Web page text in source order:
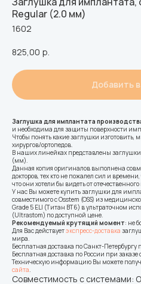
Regular (2.0 мм)
1602
825,00 р.
Добавить
Заглушка для имплантата
и необходима для защиты поверхности
Чтобы понять какие заглушки изготовить,
хирургов/ортопедов.
В наших линейках представлены
(мм).
Данная копия оригиналов выполнена
докторов, тех кто не пожалел сил и
что они хотели бы видеть от
У нас Вы можете купить заглушки для
совместимого с Osstem (OSS) из
Grade 5 ELI (Титан ВТ6) в ультраточном
(Ultrastom) по доступной цене.
Рекомендуемый крутящий момент: не
Для Вас действуетэкспресс-доставка
мира.
Бесплатная доставка по Санкт-Петербургу
Бесплатная доставка по России при заказе
Техническую информацию Вы можете
сайта.
Совместимость с системами: